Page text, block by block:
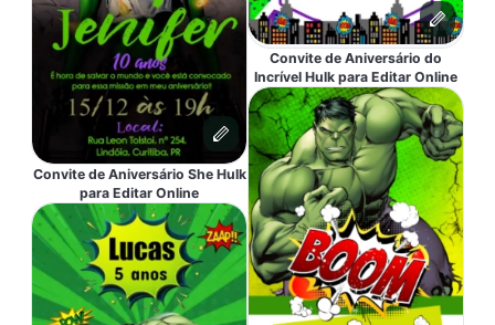
Convite de Aniversário She Hulk
para Editar Online
Convite de Aniversário do
Incrível Hulk para Editar Online